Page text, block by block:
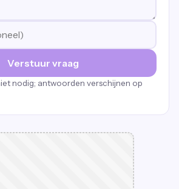
Verstuur vraag
nodig; antwoorden verschijnen op